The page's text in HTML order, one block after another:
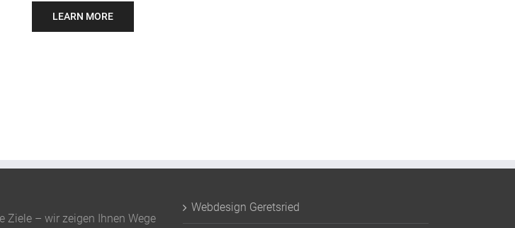
LEARN MORE
Ziele – wir zeigen Ihnen Wege
Webdesign Geretsried